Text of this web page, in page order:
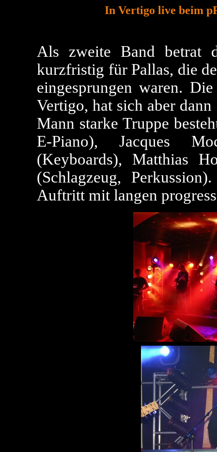
In Vertigo live beim
Als zweite Band betrat
kurzfristig für Pallas, die
eingesprungen waren.
Vertigo, hat sich aber
Mann starke Truppe
E-Piano), Jacques
(Keyboards), Matthias
(Schlagzeug,
Auftritt mit langen